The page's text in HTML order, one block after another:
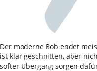
Der moderne Bob endet
ist klar geschnitten, aber
softer Übergang sorgen